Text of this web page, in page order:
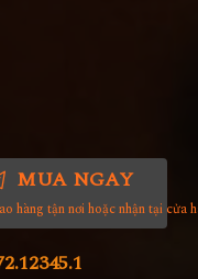
MUA NGAY
hàng tận nơi hoặc nhận tại cửa